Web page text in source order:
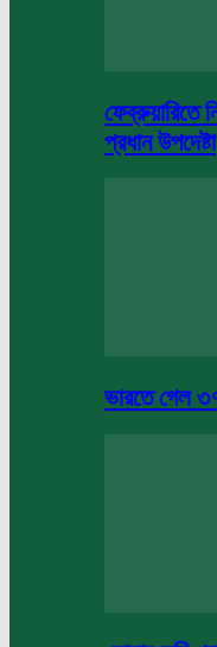
ফেব্রুয়ারিতে
প্রধান উপদেষ্টা
ভারতে গেল